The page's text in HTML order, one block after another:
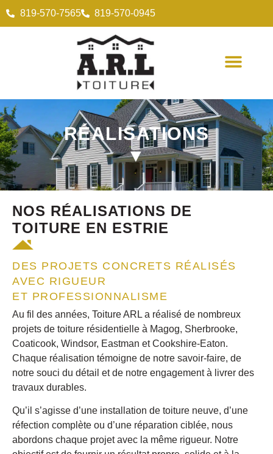
819-570-7565 819-570-0945
RÉALISATIONS
▼
NOS RÉALISATIONS DE
TOITURE EN ESTRIE
DES PROJETS CONCRETS RÉALISÉS
AVEC RIGUEUR
ET PROFESSIONNALISME
Au fil des années, Toiture ARL a réalisé de nombreux
projets de toiture résidentielle à Magog, Sherbrooke,
Coaticook, Windsor, Eastman et Cookshire-Eaton.
Chaque réalisation témoigne de notre savoir-faire, de
notre souci du détail et de notre engagement à livrer des
travaux durables.
Qu’il s’agisse d’une installation de toiture neuve, d’une
réfection complète ou d’une réparation ciblée, nous
abordons chaque projet avec la même rigueur. Notre